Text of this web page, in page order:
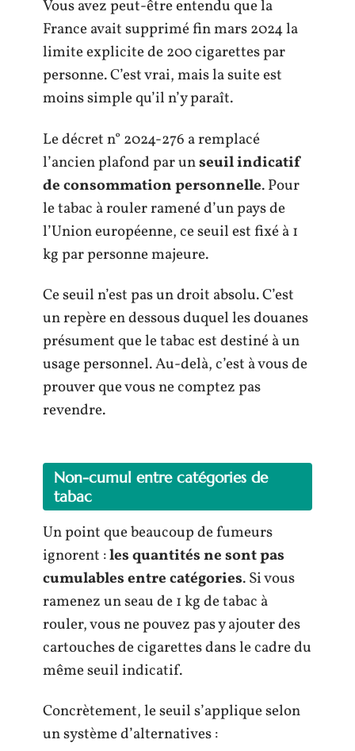
Vous avez peut-être entendu que la
France avait supprimé fin mars 2024 la
limite explicite de 200 cigarettes par
personne. C’est vrai, mais la suite est
moins simple qu’il n’y paraît.
Le décret n° 2024-276 a remplacé
l’ancien plafond par unseuil indicatif
de consommation personnelle. Pour
le tabac à rouler ramené d’un pays de
l’Union européenne, ce seuil est fixé à 1
kg par personne majeure.
Ce seuil n’est pas un droit absolu. C’est
un repère en dessous duquel les douanes
présument que le tabac est destiné à un
usage personnel. Au-delà, c’est à vous de
prouver que vous ne comptez pas
revendre.
Non-cumul entre catégories de
tabac
Un point que beaucoup de fumeurs
ignorent :les quantités ne sont pas
cumulables entre catégories. Si vous
ramenez un seau de 1 kg de tabac à
rouler, vous ne pouvez pas y ajouter des
cartouches de cigarettes dans le cadre du
même seuil indicatif.
Concrètement, le seuil s’applique selon
un système d’alternatives :